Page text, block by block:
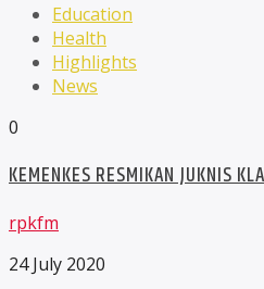
Education
Health
Highlights
News
0
KEMENKES RESMIKAN JUKNIS
rpkfm
24 July 2020